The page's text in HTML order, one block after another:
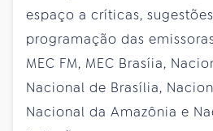
espaço a críticas,
programação das
MEC FM, MEC Brasíia,
Nacional de Brasília,
Nacional da Amazônia e